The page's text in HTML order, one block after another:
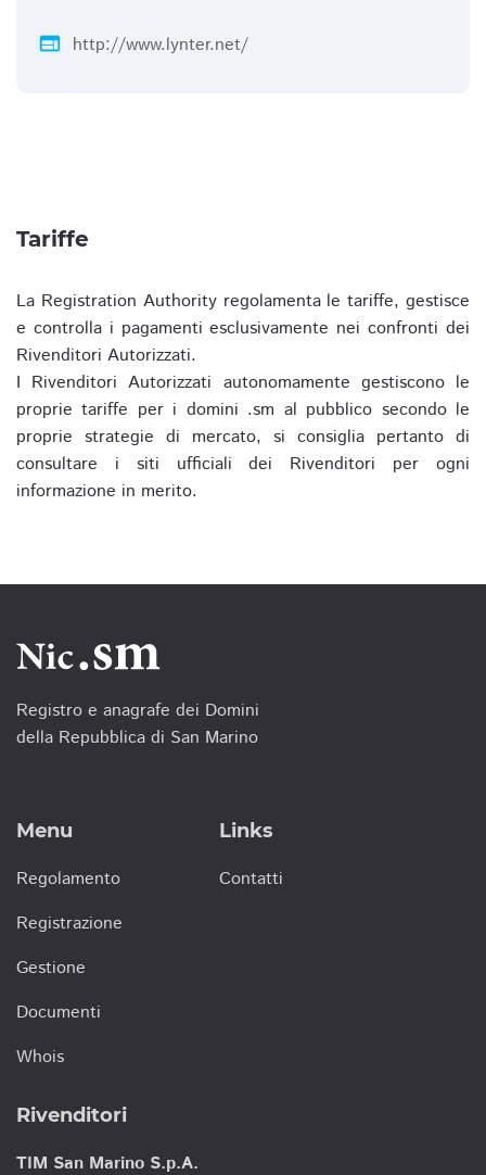
web http://www.lynter.net/
Tariffe
La Registration Authority regolamenta le tariffe, gestisce
e controlla i pagamenti esclusivamente nei confronti dei
Rivenditori Autorizzati.
I Rivenditori Autorizzati autonomamente gestiscono le
proprie tariffe per i domini .sm al pubblico secondo le
proprie strategie di mercato, si consiglia pertanto di
consultare i siti ufficiali dei Rivenditori per ogni
informazione in merito.
Registro e anagrafe dei Domini
della Repubblica di San Marino
Menu
Regolamento
Registrazione
Gestione
Documenti
Whois
Links
Contatti
Rivenditori
TIM San Marino S.p.A.